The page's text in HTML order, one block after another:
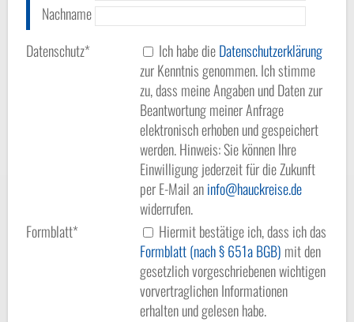
Nachname
Datenschutz*
Ich habe dieDatenschutzerklärung
zur Kenntnis genommen. Ich stimme
zu, dass meine Angaben und Daten zur
Beantwortung meiner Anfrage
elektronisch erhoben und gespeichert
werden. Hinweis: Sie können Ihre
Einwilligung jederzeit für die Zukunft
per E-Mail aninfo
hauckreise.de
widerrufen.
Formblatt*
Hiermit bestätige ich, dass ich das
Formblatt (nach § 651a BGB) mit den
gesetzlich vorgeschriebenen wichtigen
vorvertraglichen Informationen
erhalten und gelesen habe.